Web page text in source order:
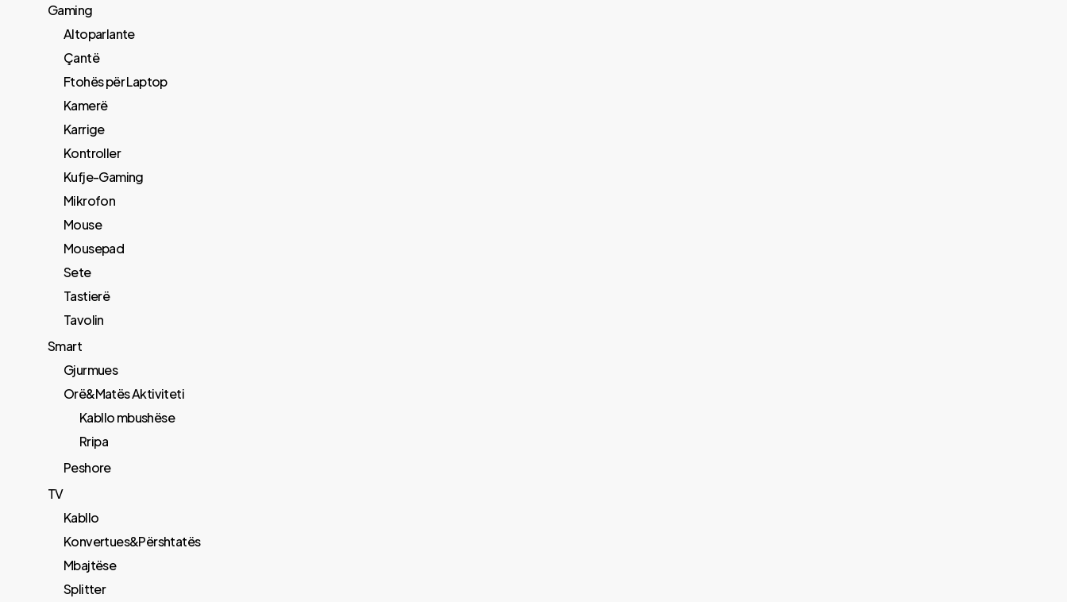
Gaming
Altoparlante
Çantë
Ftohës për Laptop
Kamerë
Karrige
Kontroller
Kufje-Gaming
Mikrofon
Mouse
Mousepad
Sete
Tastierë
Tavolin
Smart
Gjurmues
Orë&Matës Aktiviteti
Kabllo mbushëse
Rripa
Peshore
TV
Kabllo
Konvertues&Përshtatës
Mbajtëse
Splitter